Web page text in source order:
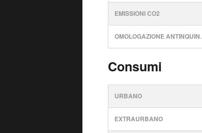
EMISSIONI CO2
OMOLOGAZIONE ANTINQUIN.
Consumi
URBANO
EXTRAURBANO